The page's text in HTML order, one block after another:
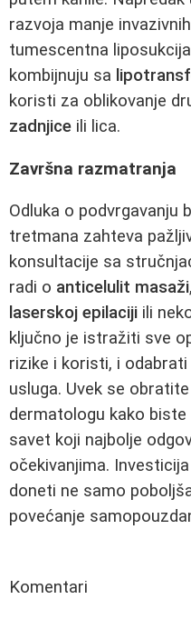
razvoja manje
tumescentna
kombijnuju sa
koristi za oblikovanje
zadnjice ili lica.
Završna razmatranja
Odluka o podvrgavanju
tretmana zahteva
konsultacije sa
radi o anticelulit masaži,
laserskoj epilaciji ili
ključno je istražiti sve
rizike i koristi, i
usluga. Uvek se obratite
dermatologu kako
savet koji najbolje
očekivanjima.
doneti ne samo
povećanje
Komentari